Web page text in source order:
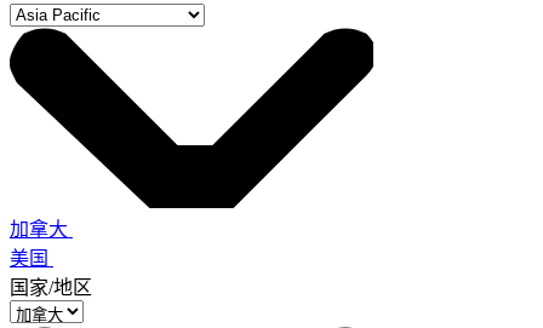
加拿大
美国
国家/地区